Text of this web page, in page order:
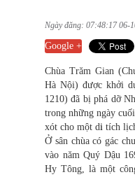
Ngày đăng: 07:48:17 06-
Google +
Chùa Trăm Gian
Hà Nội) được khởi
1210) đã bị phá dỡ
trong những ngày
xót cho một di tích
Ở sân chùa có gác
vào năm Quý Dậu
Hy Tông, là một